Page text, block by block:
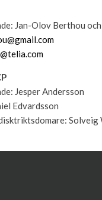
Jan-Olov Berthou
Jesper Andersson
Edvardsson
Solveig